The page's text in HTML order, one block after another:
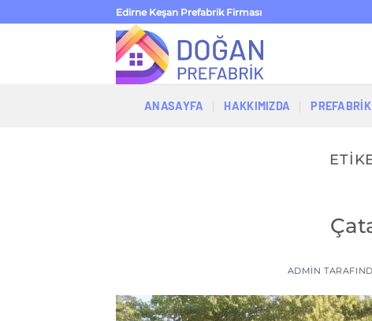
atla
Edirne Keşan Prefabrik Firması
ANASAYFA HAKKIMIZDA
ADMIN